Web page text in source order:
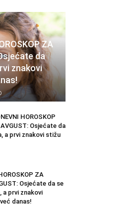
ZA
da
znakovi
HOROSKOP
Osjećate da
a prvi znakovi stižu
ZA
Osjećate da se
a prvi znakovi
danas!